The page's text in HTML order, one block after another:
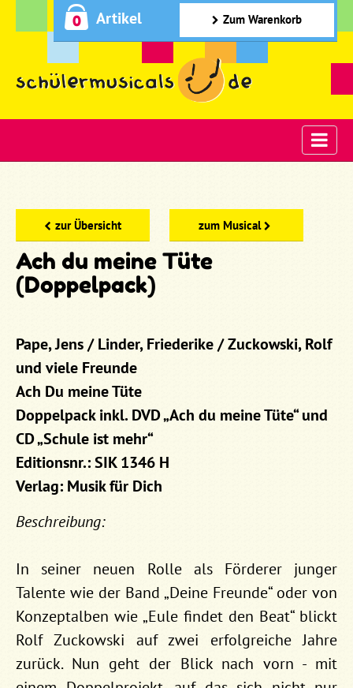
0 Artikel Zum Warenkorb
zur Übersicht zum Musical
Ach du meine Tüte
(Doppelpack)
Pape, Jens / Linder, Friederike / Zuckowski, Rolf
und viele Freunde
Ach Du meine Tüte
Doppelpack inkl. DVD „Ach du meine Tüte“ und
CD „Schule ist mehr“
Editionsnr.: SIK 1346 H
Verlag: Musik für Dich
Beschreibung:
In seiner neuen Rolle als Förderer junger
Talente wie der Band „Deine Freunde“ oder von
Konzeptalben wie „Eule findet den Beat“ blickt
Rolf Zuckowski auf zwei erfolgreiche Jahre
zurück. Nun geht der Blick nach vorn - mit